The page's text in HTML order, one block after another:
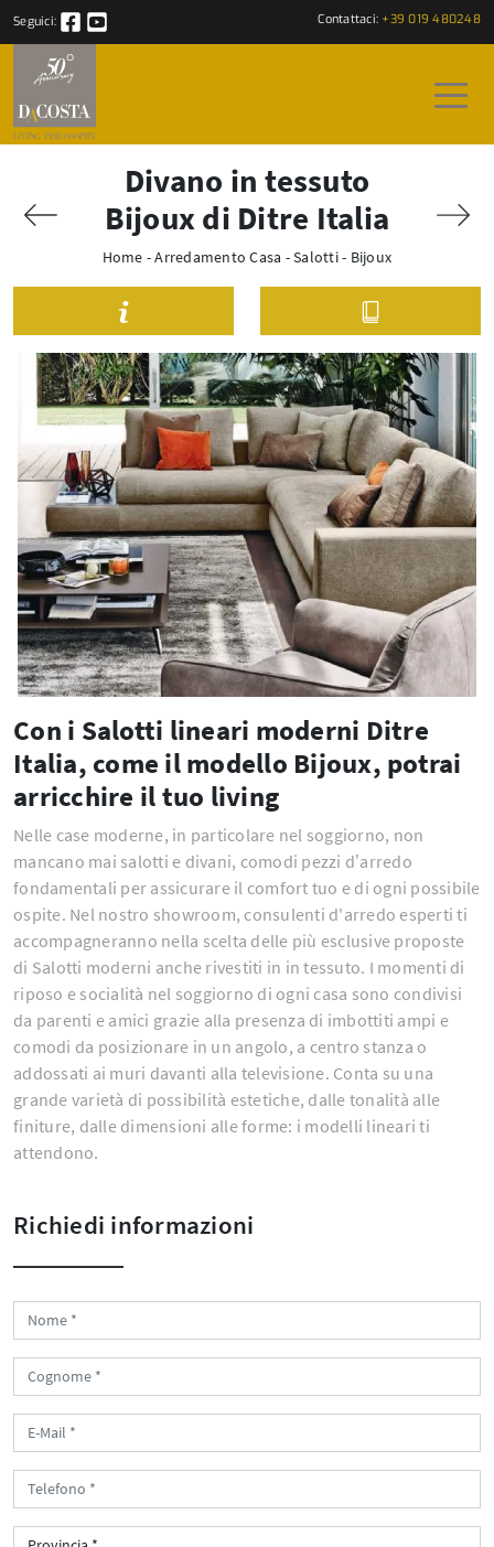
Seguici: Contattaci: +39 019 480248
Divano in tessuto
Bijoux di Ditre Italia
Home -Arredamento Casa -Salotti- Bijoux
Con i Salotti lineari moderni Ditre
Italia, come il modello Bijoux, potrai
arricchire il tuo living
Nelle case moderne, in particolare nel soggiorno, non
mancano mai salotti e divani, comodi pezzi d’arredo
fondamentali per assicurare il comfort tuo e di ogni possibile
ospite. Nel nostro showroom, consulenti d'arredo esperti ti
accompagneranno nella scelta delle più esclusive proposte
di Salotti moderni anche rivestiti in in tessuto. I momenti di
riposo e socialità nel soggiorno di ogni casa sono condivisi
da parenti e amici grazie alla presenza di imbottiti ampi e
comodi da posizionare in un angolo, a centro stanza o
addossati ai muri davanti alla televisione. Conta su una
grande varietà di possibilità estetiche, dalle tonalità alle
finiture, dalle dimensioni alle forme: i modelli lineari ti
attendono.
Richiedi informazioni